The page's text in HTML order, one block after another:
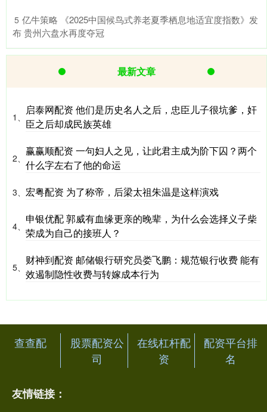
5 ​亿牛策略 《2025中国候鸟式养老夏季栖息地适宜度指数》发
布 贵州六盘水再度夺冠
最新文章
1、
启泰网配资 他们是历史名人之后，忠臣儿子很坑爹，奸
臣之后却成民族英雄
2、
赢赢顺配资 一句妇人之见，让此君主成为阶下囚？两个
什么字左右了他的命运
3、 宏粤配资 为了称帝，后梁太祖朱温是这样演戏
4、
申银优配 郭威有血缘更亲的晚辈，为什么会选择义子柴
荣成为自己的接班人？
5、
财神到配资 邮储银行研究员娄飞鹏：规范银行收费 能有
效遏制隐性收费与转嫁成本行为
查查配
股票配资公
司
在线杠杆配
资
配资平台排
名
友情链接：